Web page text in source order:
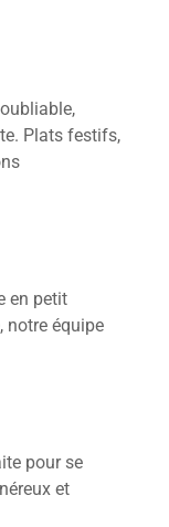
Plats festifs,
en petit
notre équipe
pour se
et